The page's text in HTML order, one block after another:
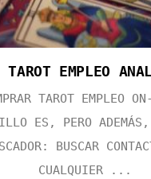
TAROT EMPLEO
TAROT EMPLEO
ES, PERO
BUSCAR
CUALQUIER ...